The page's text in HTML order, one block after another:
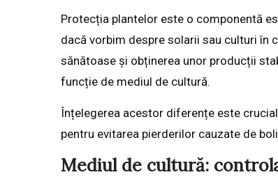
Protecția plantelor este o componentă
dacă vorbim despre solarii sau culturi în
sănătoase și obținerea unor producții
funcție de mediul de cultură.
Înțelegerea acestor diferențe este
pentru evitarea pierderilor cauzate de
Mediul de cultură: